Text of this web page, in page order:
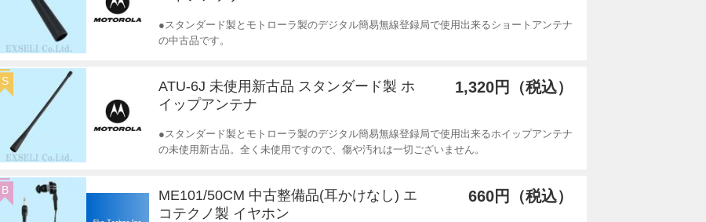
●スタンダード製とモトローラ製のデジタル簡易無線登録局で使用出来るショートアンテナ
の中古品です。
ATU-6J 未使用新古品 スタンダード製 ホ
イップアンテナ
1,320円（税込）
●スタンダード製とモトローラ製のデジタル簡易無線登録局で使用出来るホイップアンテナ
の未使用新古品。全く未使用ですので、傷や汚れは一切ございません。
S
ME101/50CM 中古整備品(耳かけなし) エ
コテクノ製 イヤホン
660円（税込）
B